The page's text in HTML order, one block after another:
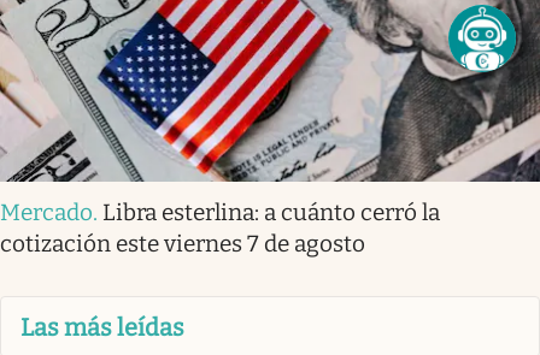
Mercado. Libra esterlina: a cuánto cerró la
cotización este viernes 7 de agosto
Las más leídas